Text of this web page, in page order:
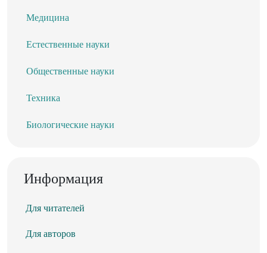
Медицина
Естественные науки
Общественные науки
Техника
Биологические науки
Информация
Для читателей
Для авторов